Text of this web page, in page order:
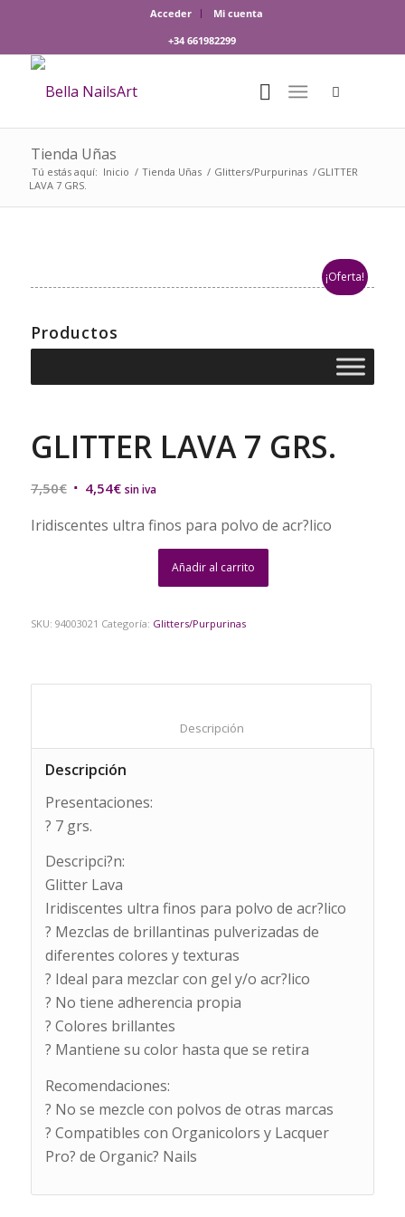
Acceder
Mi cuenta
+34 661982299
Tienda Uñas
Tú estás aquí: Inicio / Tienda Uñas / Glitters/Purpurinas /GLITTER
LAVA 7 GRS.
¡Oferta!
Productos
GLITTER LAVA 7 GRS.
7,50€ El
original
4,54€El
actual
sin iva
Iridiscentes ultra finos para polvo de acr?lico
Añadir al carrito
SKU: 94003021 Categoría: Glitters/Purpurinas
Descripción
Presentaciones:
? 7 grs.
Descripci?n:
Glitter Lava
Iridiscentes ultra finos para polvo de acr?lico
? Mezclas de brillantinas pulverizadas de
diferentes colores y texturas
? Ideal para mezclar con gel y/o acr?lico
? No tiene adherencia propia
? Colores brillantes
? Mantiene su color hasta que se retira
Recomendaciones:
? No se mezcle con polvos de otras marcas
? Compatibles con Organicolors y Lacquer
Pro? de Organic? Nails